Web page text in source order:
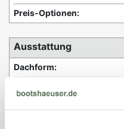
Preis-Optionen:
Ausstattung
Dachform: